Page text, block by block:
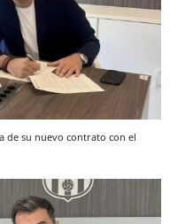
de su nuevo contrato con el